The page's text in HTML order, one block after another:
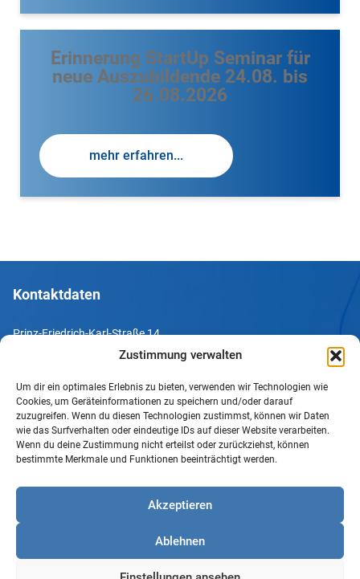
Zustimmung verwalten
Um dir ein optimales Erlebnis zu bieten, verwenden wir Technologien wie
Cookies, um Geräteinformationen zu speichern und/oder darauf
zuzugreifen. Wenn du diesen Technologien zustimmst, können wir Daten
wie das Surfverhalten oder eindeutige IDs auf dieser Website verarbeiten.
Wenn du deine Zustimmung nicht erteilst oder zurückziehst, können
bestimmte Merkmale und Funktionen beeinträchtigt werden.
Akzeptieren
Ablehnen
Erinnerung StartUp Seminar für
neue Auszubildende 24.08. bis
26.08.2026
mehr erfahren...
Kontaktdaten
Prinz-Friedrich-Karl-Straße 14
Tel. +49 231 952052-10
Fax +49 231 952052-60
e-Mail info@uv-do.de
Internet www.uv-do.de
Impressum